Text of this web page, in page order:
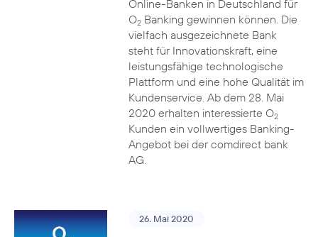
Online-Banken in Deutschland für
O2Banking gewinnen können. Die
vielfach ausgezeichnete Bank
steht für Innovationskraft, eine
leistungsfähige technologische
Plattform und eine hohe Qualität im
Kundenservice. Ab dem 28. Mai
2020 erhalten interessierte O2
Kunden ein vollwertiges Banking-
Angebot bei der comdirect bank
AG.
26. Mai 2020